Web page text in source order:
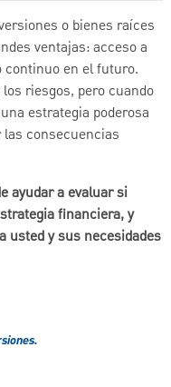
o bienes raíces
ventajas: acceso a
en el futuro.
riesgos, pero cuando
estrategia poderosa
consecuencias
ayudar a evaluar si
financiera, y
usted y sus necesidades